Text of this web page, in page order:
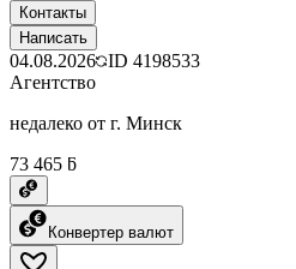
Контакты
Написать
04.08.2026 ID 4198533
Агентство
недалеко от г. Минск
73 465 ƃ
Конвертер валют